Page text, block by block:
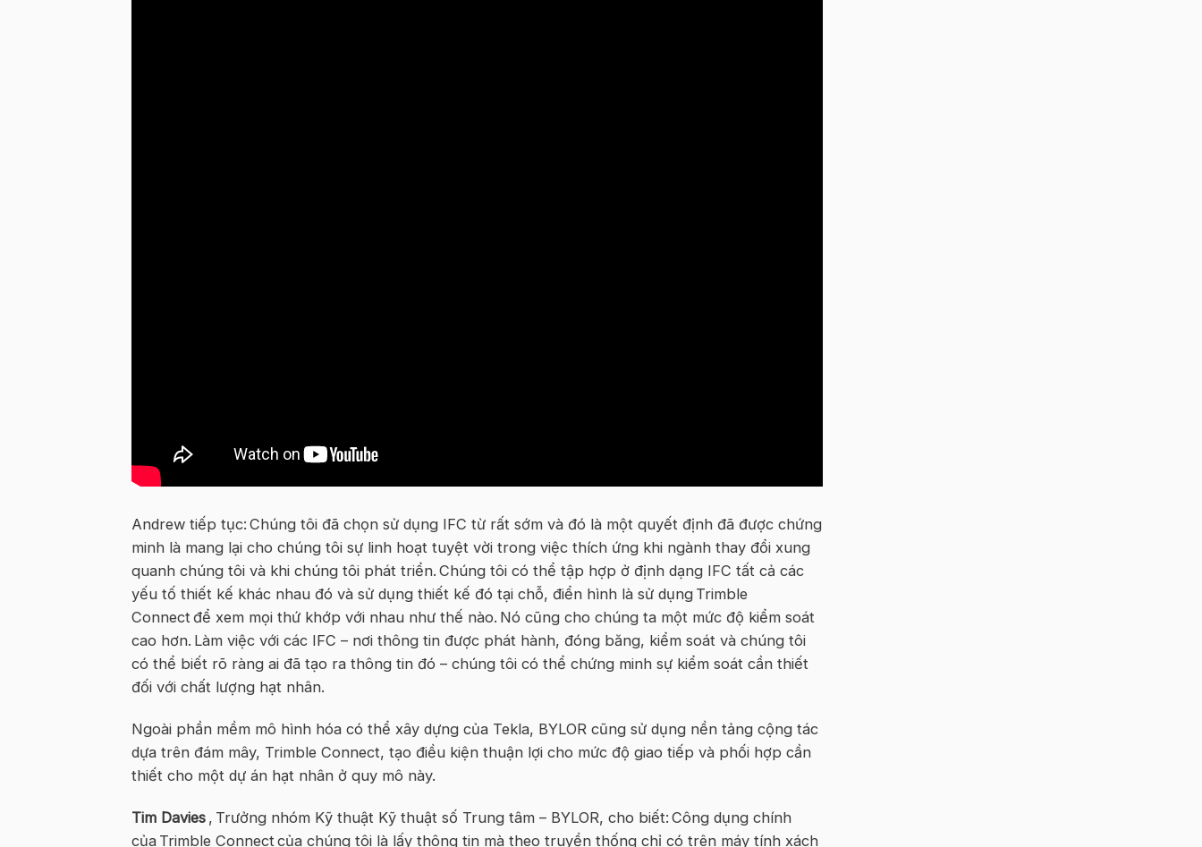
Andrew tiếp tục: Chúng tôi đã chọn sử dụng IFC từ rất sớm và đó là một quyết định đã được chứng
minh là mang lại cho chúng tôi sự linh hoạt tuyệt vời trong việc thích ứng khi ngành thay đổi xung
quanh chúng tôi và khi chúng tôi phát triển. Chúng tôi có thể tập hợp ở định dạng IFC tất cả các
yếu tố thiết kế khác nhau đó và sử dụng thiết kế đó tại chỗ, điển hình là sử dụng Trimble
Connect để xem mọi thứ khớp với nhau như thế nào. Nó cũng cho chúng ta một mức độ kiểm soát
cao hơn. Làm việc với các IFC – nơi thông tin được phát hành, đóng băng, kiểm soát và chúng tôi
có thể biết rõ ràng ai đã tạo ra thông tin đó – chúng tôi có thể chứng minh sự kiểm soát cần thiết
đối với chất lượng hạt nhân.
Ngoài phần mềm mô hình hóa có thể xây dựng của Tekla, BYLOR cũng sử dụng nền tảng cộng tác
dựa trên đám mây, Trimble Connect, tạo điều kiện thuận lợi cho mức độ giao tiếp và phối hợp cần
thiết cho một dự án hạt nhân ở quy mô này.
Tim Davies , Trưởng nhóm Kỹ thuật Kỹ thuật số Trung tâm – BYLOR, cho biết: Công dụng chính
của Trimble Connectcủa chúng tôi là lấy thông tin mà theo truyền thống chỉ có trên máy tính xách